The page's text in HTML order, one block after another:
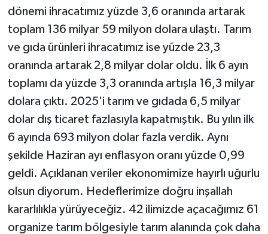
dönemi ihracatımız yüzde 3,6 oranında artarak
toplam 136 milyar 59 milyon dolara ulaştı. Tarım
ve gıda ürünleri ihracatımız ise yüzde 23,3
oranında artarak 2,8 milyar dolar oldu. İlk 6 ayın
toplamı da yüzde 3,3 oranında artışla 16,3 milyar
dolara çıktı. 2025'i tarım ve gıdada 6,5 milyar
dolar dış ticaret fazlasıyla kapatmıştık. Bu yılın ilk
6 ayında 693 milyon dolar fazla verdik. Aynı
şekilde Haziran ayı enflasyon oranı yüzde 0,99
geldi. Açıklanan veriler ekonomimize hayırlı uğurlu
olsun diyorum. Hedeflerimize doğru inşallah
kararlılıkla yürüyeceğiz. 42 ilimizde açacağımız 61
organize tarım bölgesiyle tarım alanında çok daha